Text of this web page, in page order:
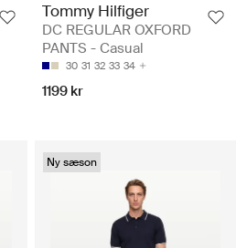
Tommy Hilfiger
DC REGULAR OXFORD
PANTS - Casual
30 31 32 33 34
1199 kr
Ny sæson